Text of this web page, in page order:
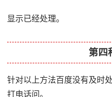
显示已经处理。
第四
针对以上方法百度没有及时
打电话问。